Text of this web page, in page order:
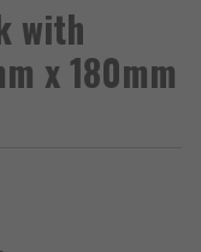
with
x 180mm